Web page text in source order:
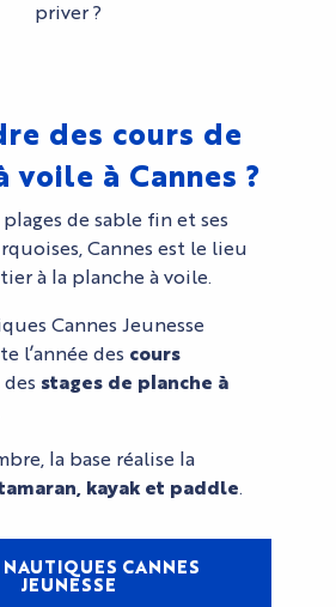
priver ?
des cours de
voile à Cannes ?
de sable fin et ses
Cannes est le lieu
à la planche à voile.
Cannes Jeunesse
l’année des cours
stages de planche à
la base réalise la
kayak et paddle.
NAUTIQUES CANNES
JEUNESSE